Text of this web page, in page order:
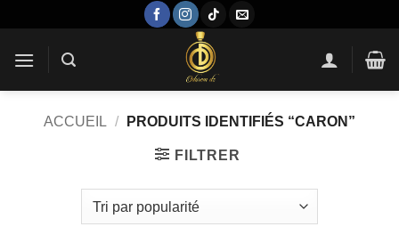
contenu
ACCUEIL / PRODUITS IDENTIFIÉS “CARON”
FILTRER